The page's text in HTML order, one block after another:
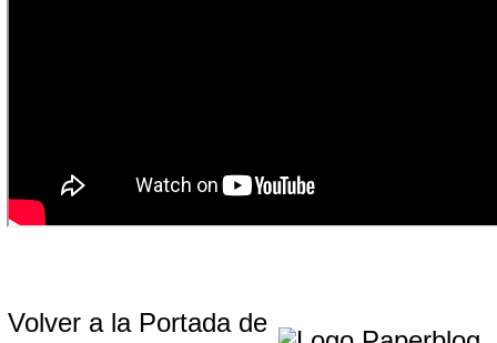
Volver a la Portada de